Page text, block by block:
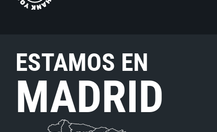
ESTAMOS EN
MADRID